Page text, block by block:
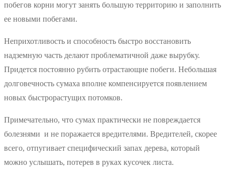
побегов корни могут занять большую территорию и заполнить
ее новыми побегами.
Неприхотливость и способность быстро восстановить
надземную часть делают проблематичной даже вырубку.
Придется постоянно рубить отрастающие побеги. Небольшая
долговечность сумаха вполне компенсируется появлением
новых быстрорастущих потомков.
Примечательно, что сумах практически не повреждается
болезнями и не поражается вредителями. Вредителей, скорее
всего, отпугивает специфический запах дерева, который
можно услышать, потерев в руках кусочек листа.